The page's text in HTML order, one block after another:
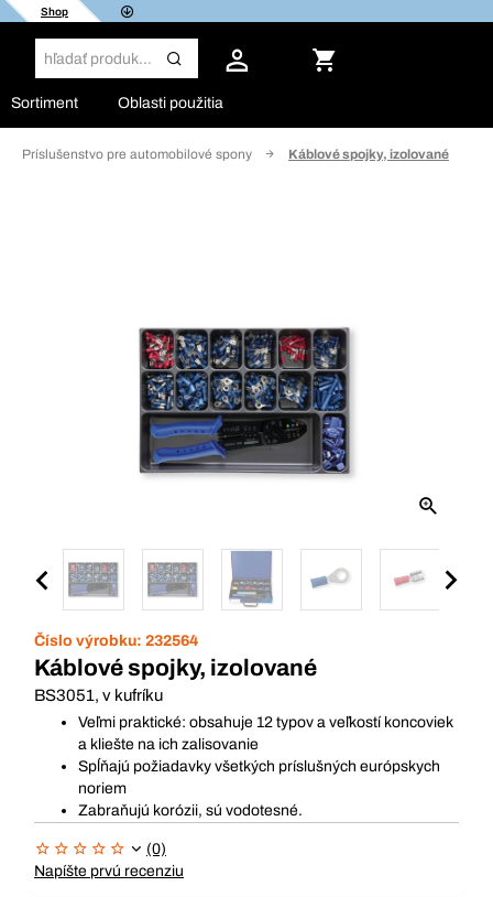
Shop
Sortiment Oblasti použitia
Príslušenstvo pre automobilové spony Káblové spojky, izolované
Číslo výrobku: 232564
Káblové spojky, izolované
BS3051, v kufríku
Veľmi praktické: obsahuje 12 typov a veľkostí koncoviek
a kliešte na ich zalisovanie
Spĺňajú požiadavky všetkých príslušných európskych
noriem
Zabraňujú korózii, sú vodotesné.
(0)
Napíšte prvú recenziu